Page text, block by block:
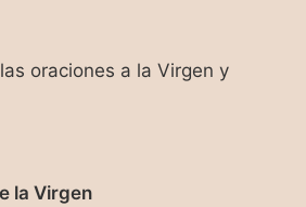
oraciones a la Virgen y
la Virgen